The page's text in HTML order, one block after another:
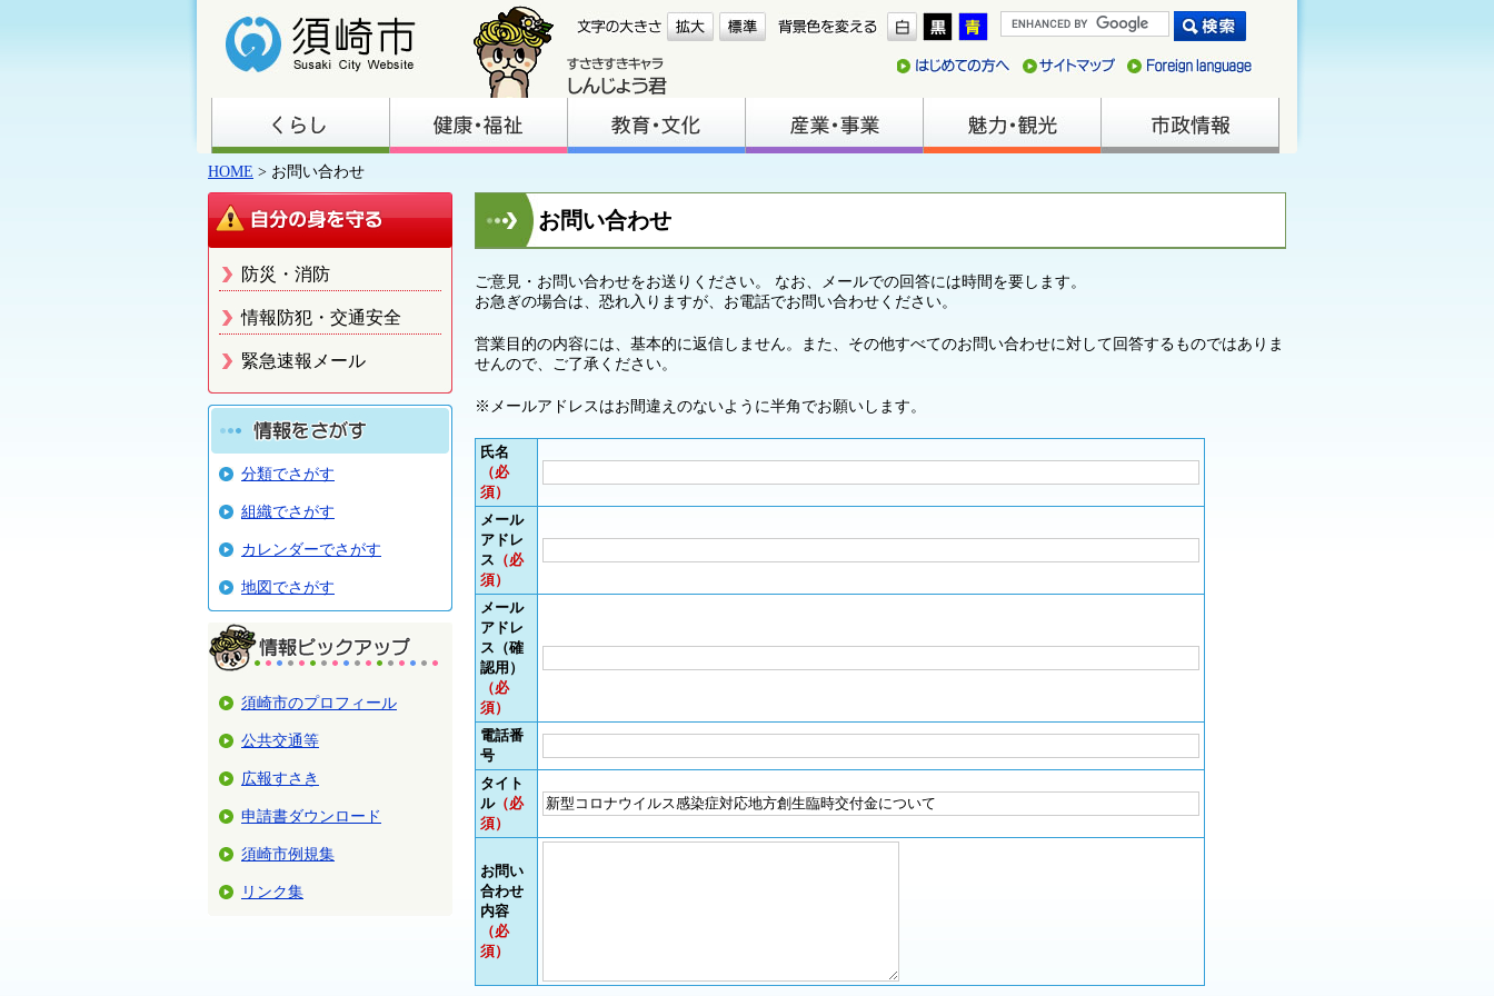
HOME > お問い合わせ
防災・消防
情報防犯・交通安全
緊急速報メール
分類でさがす
組織でさがす
カレンダーでさがす
地図でさがす
須崎市のプロフィール
公共交通等
広報すさき
申請書ダウンロード
須崎市例規集
リンク集
お問い合わせ
ご意見・お問い合わせをお送りください。 なお、メールでの回答には時間を要します。
お急ぎの場合は、恐れ入りますが、お電話でお問い合わせください。
営業目的の内容には、基本的に返信しません。また、その他すべてのお問い合わせに対して回答するものではありま
せんので、ご了承ください。
※メールアドレスはお間違えのないように半角でお願いします。
氏名
（必
須）
メール
アドレ
ス （必
須）
メール
アドレ
ス（確
認用）
（必
須）
電話番
号
タイト
ル（必
須）
お問い
合わせ
内容
（必
須）